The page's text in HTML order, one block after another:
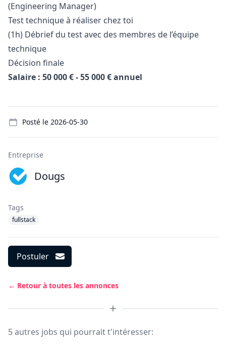
(Engineering Manager)
Test technique à réaliser chez toi
(1h) Débrief du test avec des membres de l’équipe
technique
Décision finale
Salaire : 50 000 € - 55 000 € annuel
Posté le 2026-05-30
Entreprise
Dougs
Tags
fullstack
Postuler
← Retour à toutes les annonces
5 autres jobs qui pourrait t'intéresser: